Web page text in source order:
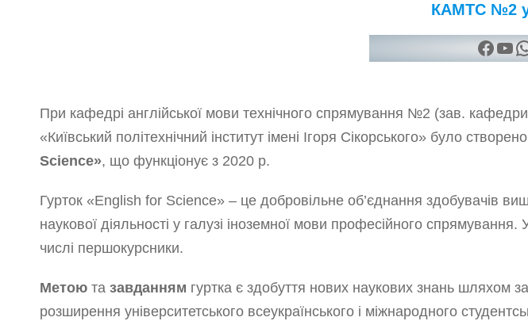
КАМТС №2
Facebook YouTube WhatsApp
При кафедрі англійської мови технічного спрямування №2 (зав.
«Київський політехнічний інститут імені Ігоря Сікорського» було
Science», що функціонує з 2020 р.
Гурток «English for Science» – це добровільне об’єднання здобувачів
наукової діяльності у галузі іноземної мови професійного
числі першокурсники.
Метою та завданням гуртка є здобуття нових наукових знань шляхом
розширення університетського всеукраїнського і міжнародного